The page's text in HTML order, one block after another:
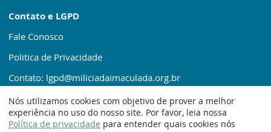
Contato e LGPD
Fale Conosco
Politica de Privacidade
Contato: lgpd@miliciadaimaculada.org.br
Nós utilizamos cookies com objetivo de prover a melhor
experiência no uso do nosso site. Por favor, leia nossa
Política de privacidade para entender quais cookies nós